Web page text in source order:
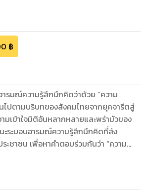
฿
ารมณ์ความรู้สึกนึกคิดว่าด้วย “ความ
ไปตามบริบทของสังคมไทยจากยุคจารีตสู่
มเข้าใจมิติอันหลากหลายและพร่ามัวของ
ะระบอบอารมณ์ความรู้สึกนึกคิดที่ส่ง
ะชาชน เพื่อหาคำตอบร่วมกันว่า “ความ
ยขัดแย้งใน “สังคมคนดี” นี้ก่อรูปขึ้นมา
ถนา